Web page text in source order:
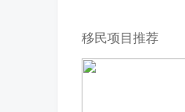
移民项目推荐